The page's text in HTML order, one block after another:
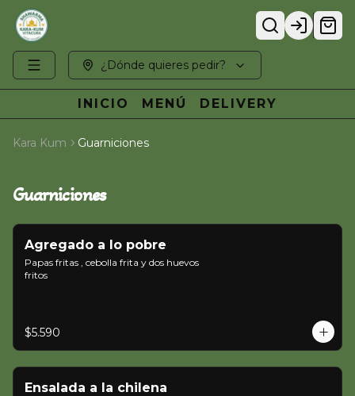
Login
¿Dónde quieres pedir?
INICIO MENÚ DELIVERY
Kara Kum Guarniciones
Guarniciones
Agregado a lo pobre
Papas fritas , cebolla frita y dos huevos
fritos
$5.590
Ensalada a la chilena